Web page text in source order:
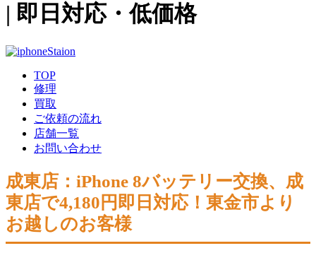
| 即日対応・低価格
TOP
修理
買取
ご依頼の流れ
店舗一覧
お問い合わせ
成東店：iPhone 8バッテリー交換、成
東店で4,180円即日対応！東金市より
お越しのお客様